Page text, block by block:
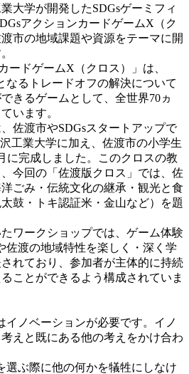
大学が開発したSDGsゲーミフィ
アクションカードゲームX（ク
市の地域課題や資源をテーマに開
ードゲームX（クロス）」は、
なるトレードオフの解決について
きるゲームとして、全世界70ヵ
います。
佐渡市やSDGsスタートアップで
工業大学に加え、佐渡市の小学生
に完成しました。このクロスの教
今回の「佐渡版クロス」では、佐
ごみ・伝統文化の継承・観光と食
鼓・トキ認証米・金山など）を題
ワークショップでは、ゲーム体験
佐渡の地域特性を楽しく・深く学
れており、参加者が主体的に持続
ことができるよう構成されていま
イノベーションが必要です。イノ
えと既にある他の考えをかけ合わ
選ぶ際に他の何かを犠牲にしなけ